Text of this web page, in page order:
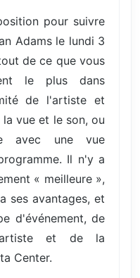
pour suivre
Adams le lundi 3
de ce que vous
le plus dans
de l'artiste et
vue et le son, ou
avec une vue
Il n'y a
« meilleure »,
ses avantages, et
d'événement, de
et de la
Center.